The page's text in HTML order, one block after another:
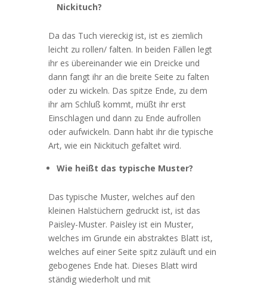
Nickituch?
Da das Tuch viereckig ist, ist es ziemlich
leicht zu rollen/ falten. In beiden Fällen legt
ihr es übereinander wie ein Dreicke und
dann fangt ihr an die breite Seite zu falten
oder zu wickeln. Das spitze Ende, zu dem
ihr am Schluß kommt, müßt ihr erst
Einschlagen und dann zu Ende aufrollen
oder aufwickeln. Dann habt ihr die typische
Art, wie ein Nickituch gefaltet wird.
Wie heißt das typische Muster?
Das typische Muster, welches auf den
kleinen Halstüchern gedruckt ist, ist das
Paisley-Muster. Paisley ist ein Muster,
welches im Grunde ein abstraktes Blatt ist,
welches auf einer Seite spitz zuläuft und ein
gebogenes Ende hat. Dieses Blatt wird
ständig wiederholt und mit